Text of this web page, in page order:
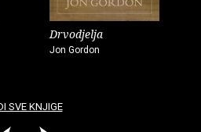
Drvodjelja
Jon Gordon
SVE KNJIGE